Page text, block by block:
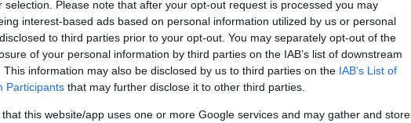
selection. Please note that after your opt-out request is processed you may
interest-based ads based on personal information utilized by us or personal
to third parties prior to your opt-out. You may separately opt-out of the
of your personal information by third parties on the IAB’s list of downstream
This information may also be disclosed by us to third parties on the IAB’s List of
Participants that may further disclose it to other third parties.
that this website/app uses one or more Google services and may gather and store
i sin helhet och ger där en kommentar kring status
är att det pågår diskussioner med
att följande spelare lämnar Malmö Redhawks: